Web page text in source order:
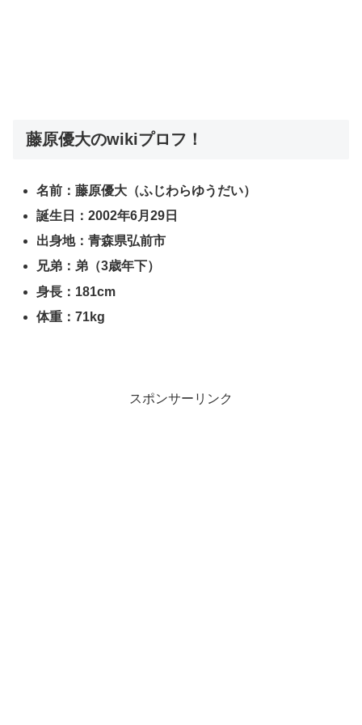
藤原優大のwikiプロフ！
名前：藤原優大（ふじわらゆうだい）
誕生日：2002年6月29日
出身地：青森県弘前市
兄弟：弟（3歳年下）
身長：181cm
体重：71kg
スポンサーリンク